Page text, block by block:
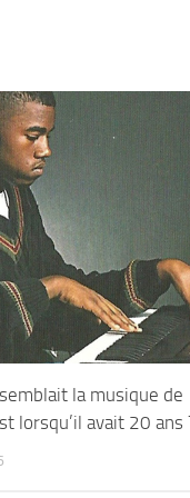
la musique de
lorsqu’il avait 20 ans